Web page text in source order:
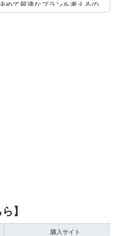
めて最適なプランを考えるの
ップでの販売経験もあり。誰
】
購入サイト